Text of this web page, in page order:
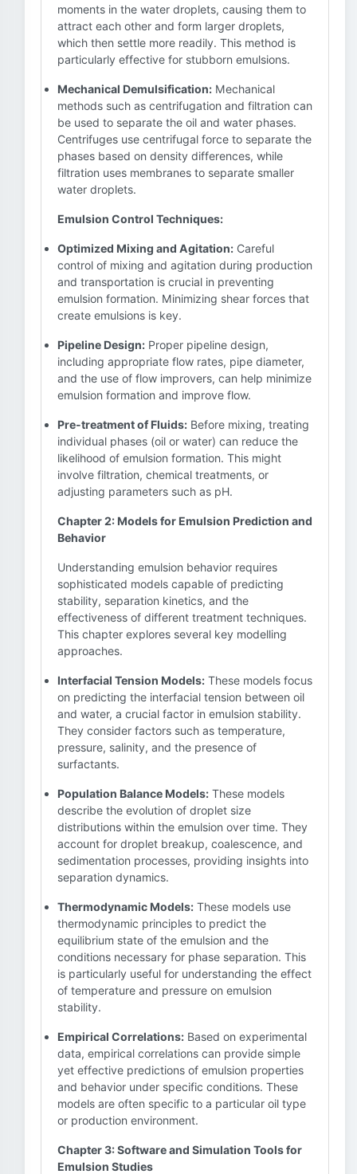
moments in the water droplets, causing them to
attract each other and form larger droplets,
which then settle more readily. This method is
particularly effective for stubborn emulsions.
Mechanical Demulsification: Mechanical
methods such as centrifugation and filtration can
be used to separate the oil and water phases.
Centrifuges use centrifugal force to separate the
phases based on density differences, while
filtration uses membranes to separate smaller
water droplets.
Emulsion Control Techniques:
Optimized Mixing and Agitation: Careful
control of mixing and agitation during production
and transportation is crucial in preventing
emulsion formation. Minimizing shear forces that
create emulsions is key.
Pipeline Design: Proper pipeline design,
including appropriate flow rates, pipe diameter,
and the use of flow improvers, can help minimize
emulsion formation and improve flow.
Pre-treatment of Fluids: Before mixing, treating
individual phases (oil or water) can reduce the
likelihood of emulsion formation. This might
involve filtration, chemical treatments, or
adjusting parameters such as pH.
Chapter 2: Models for Emulsion Prediction and
Behavior
Understanding emulsion behavior requires
sophisticated models capable of predicting
stability, separation kinetics, and the
effectiveness of different treatment techniques.
This chapter explores several key modelling
approaches.
Interfacial Tension Models: These models focus
on predicting the interfacial tension between oil
and water, a crucial factor in emulsion stability.
They consider factors such as temperature,
pressure, salinity, and the presence of
surfactants.
Population Balance Models: These models
describe the evolution of droplet size
distributions within the emulsion over time. They
account for droplet breakup, coalescence, and
sedimentation processes, providing insights into
separation dynamics.
Thermodynamic Models: These models use
thermodynamic principles to predict the
equilibrium state of the emulsion and the
conditions necessary for phase separation. This
is particularly useful for understanding the effect
of temperature and pressure on emulsion
stability.
Empirical Correlations: Based on experimental
data, empirical correlations can provide simple
yet effective predictions of emulsion properties
and behavior under specific conditions. These
models are often specific to a particular oil type
or production environment.
Chapter 3: Software and Simulation Tools for
Emulsion Studies